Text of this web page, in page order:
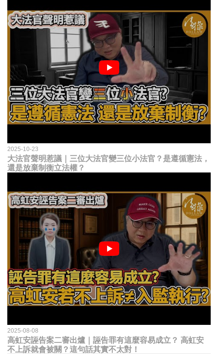
2025-10-23
大法官聲明惹議｜三位大法官變三位小法官？是遵循憲法，
還是放棄制衡立法權？
2025-08-08
高虹安誣告案二審出爐｜誣告罪有這麼容易成立？ 高虹安
不上訴就會被關？這句話其實不太對！